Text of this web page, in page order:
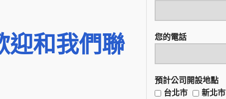
迎和我們聯
您的電話
預計公司開設地點
台北市
新北市